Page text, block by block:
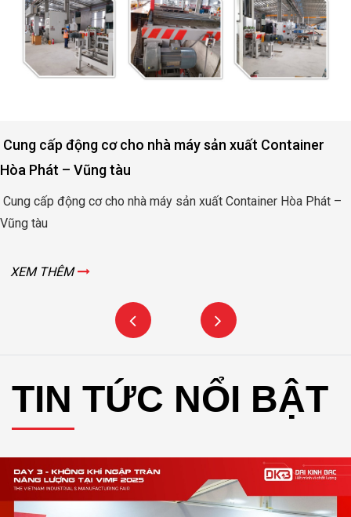
Động cơ nâng hạ cửa đập thủy lợi Rào Nam – Quảng
Bình
Động cơ nâng hạ cửa đập thủy lợi Rào Nam – Quảng Bình
TIN TỨC NỔI BẬT